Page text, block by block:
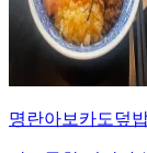
명란아보카도덮